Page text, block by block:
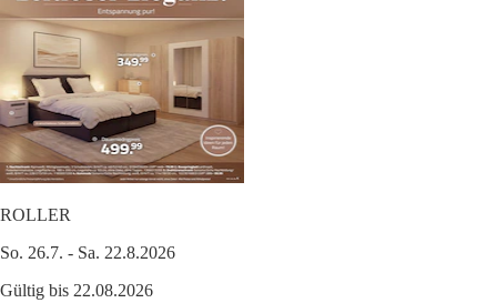
ROLLER
So. 26.7. - Sa. 22.8.2026
Gültig bis 22.08.2026